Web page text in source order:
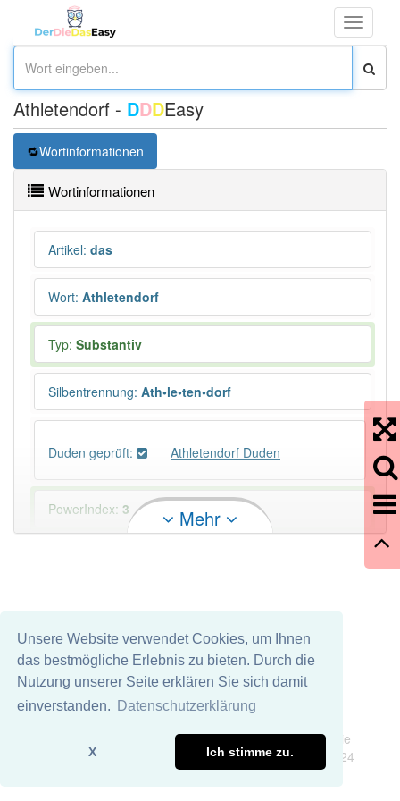
Unsere Website verwendet Cookies, um Ihnen
das bestmögliche Erlebnis zu bieten. Durch die
Nutzung unserer Seite erklären Sie sich damit
einverstanden.
Datenschutzerklärung
X Ich stimme zu.
Toggle
Athletendorf - DDDEasy
Wortinformationen
Wortinformationen
Artikel: das
Wort: Athletendorf
Typ: Substantiv
Silbentrennung: Ath•le•ten•dorf
Duden geprüft: Athletendorf Duden
PowerIndex: 3
Wörter mit Endung -athletendorf
aber mit einem
anderen Artikeldas: 0
83% unserer Spielapp-Nutzer haben den Artikel
Mehr
Wir übernehmen keine Garantie und keine Haftung für die
Richtigkeit und Vollständigkeit dieser Seite. DDDEasy 2024